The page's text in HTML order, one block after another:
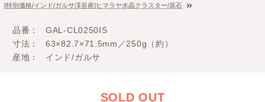
[特別価格/インド/ガルサ渓谷産]ヒマラヤ水晶クラスター/原石
品番
GAL-CL0250IS
寸法
63×82.7×71.5mm／250g（約）
産地
インド/ガルサ
SOLD OUT